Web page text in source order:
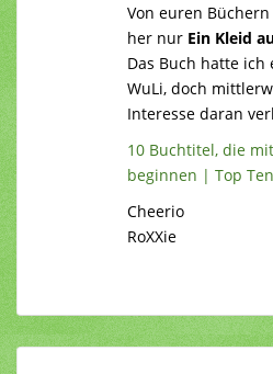
Von euren
her nur Ein Kleid
Das Buch hatte
WuLi, doch
Interesse daran
10 Buchtitel, die mit
beginnen | Top
Cheerio
RoXXie